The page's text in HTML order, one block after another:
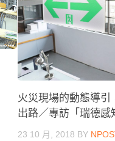
火災現場的動態導引
出路／專訪「瑞德感
23 10 月, 2018 BY